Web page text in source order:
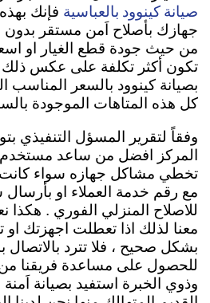
صيانة كينوود بالعباسية فإنك
جهازك بأصلاح اَمن مستقر بدون
من حيث جودة قطع الغيار او
تكون أكثر تكلفة على عكس
بصيانة كينوود بالسعر المناسب
كل هذه المتاهات الموجودة
وفقاً لتقرير المسؤل التنفيذي
المركز افضل من ساعد مستخدم
تخطي مشاكل جهازه سواء كانت
مع رقم خدمة العملاء او بأرسال
للاصلاح المنزلي الفوري . هكذا
معنا لذلك اذا تعطلت اجهزتك
بشكل صحيح ، فلا تترد بالاتصال
للحصول على مساعدة فريقنا من
وذوي الخبرة استفيد بصيانة